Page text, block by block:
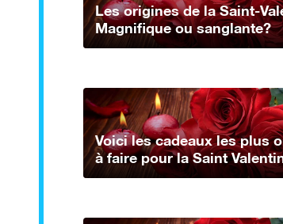
Les origines de la Saint-
Magnifique ou sanglante?
Voici les cadeaux les plus
à faire pour la Saint